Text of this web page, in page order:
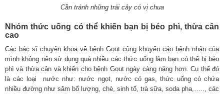
Cần tránh những trái cây có vị chua
Nhóm thức uống có thể khiến bạn bị béo phì, thừa cân
cao
Các bác sĩ chuyên khoa về bệnh Gout cũng khuyến cáo bệnh nhân của
mình không nên sử dụng quá nhiều các thức uống làm bạn có thể bị béo
phì và thừa cân và khiến cho bệnh Gout ngày càng nặng hơn. Cụ thể đó
là các loại nước như: nước ngọt, nước có gas, thức uống có chứa
nhiều đường như sâm bổ lượng, chè, sinh tố, trà sữa, soda pha,….., các